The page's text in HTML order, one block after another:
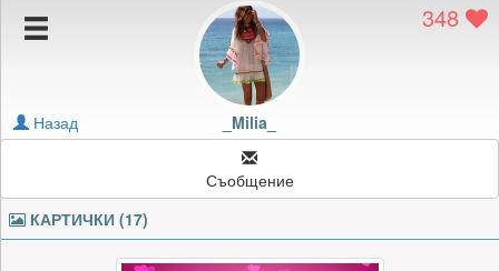
Подаръците на _Milia_
Картичките на _Milia_
Блокирай _Milia_
348
_Milia_
Назад
Съобщение
КАРТИЧКИ (17)